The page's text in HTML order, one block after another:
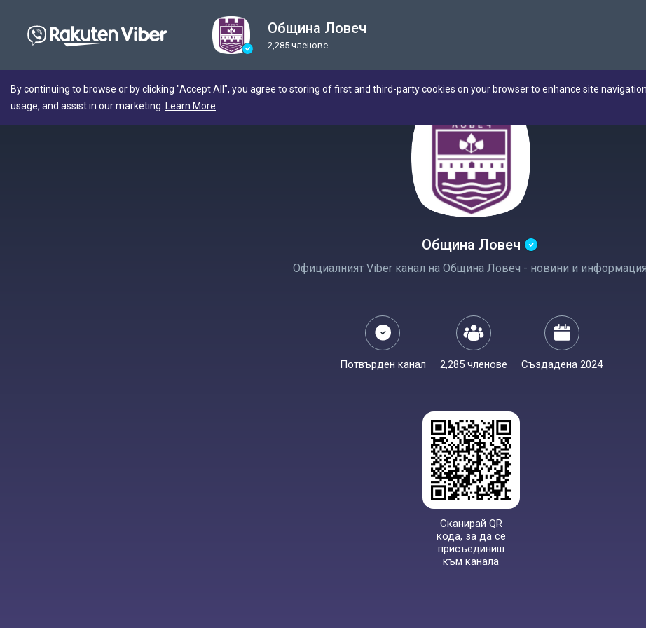
Община Ловеч
2,285 членове
By continuing to browse or by clicking "Accept All", you agree to storing of first and third-party cookies on your browser to enhance site
usage, and assist in our marketing.
Learn More
Община Ловеч
Официалният Viber канал на Община Ловеч - новини и
Потвърден канал 2,285 членове Създадена 2024
Сканирай QR
кода, за да се
присъединиш
към канала